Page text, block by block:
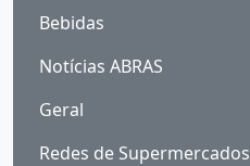
Bebidas
Notícias ABRAS
Geral
Redes de Supermercados